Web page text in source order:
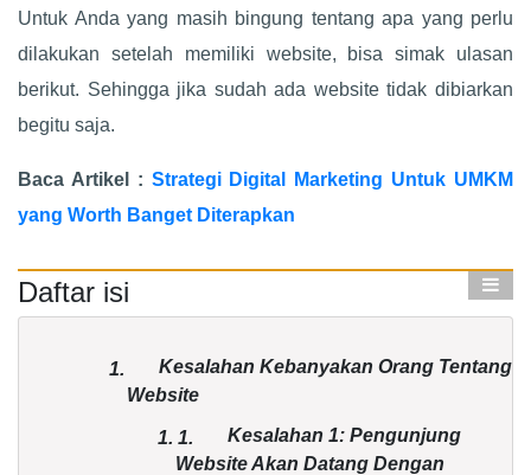
Untuk Anda yang masih bingung tentang apa yang perlu
dilakukan setelah memiliki website, bisa simak ulasan
berikut. Sehingga jika sudah ada website tidak dibiarkan
begitu saja.
Baca Artikel : Strategi Digital Marketing Untuk UMKM
yang Worth Banget Diterapkan
Daftar isi
1.
Kesalahan Kebanyakan Orang Tentang
Website
1. 1.
Kesalahan 1: Pengunjung
Website Akan Datang Dengan